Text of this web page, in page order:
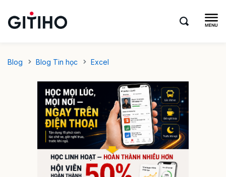
Blog Blog Tin học Excel